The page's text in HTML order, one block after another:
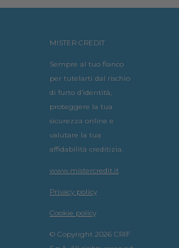
MISTER CREDIT
Sempre al tuo fianco
per tutelarti dal rischio
di furto d’identità,
proteggere la tua
sicurezza online e
valutare la tua
affidabilità creditizia.
www.mistercredit.it
Privacy policy
Cookie policy
© Copyright 2026 CRIF